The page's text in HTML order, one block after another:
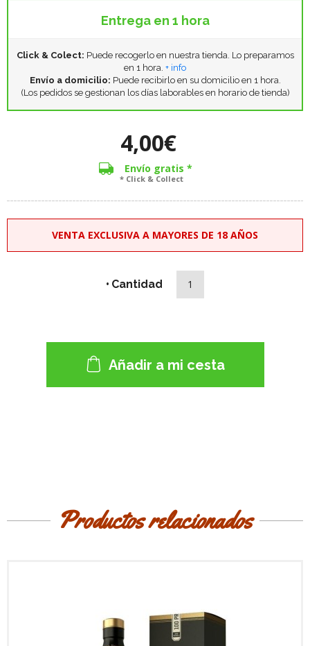
Entrega en 1 hora
Click & Colect: Puede recogerlo en nuestra tienda. Lo preparamos
en 1 hora. + info
Envío a domicilio: Puede recibirlo en su domicilio en 1 hora.
(Los pedidos se gestionan los días laborables en horario de tienda)
4,00€
Envío gratis *
* Click & Collect
VENTA EXCLUSIVA A MAYORES DE 18 AÑOS
Cantidad
Añadir a mi cesta
Productos relacionados